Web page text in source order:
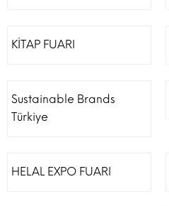
KİTAP FUARI
Sustainable Brands
Türkiye
HELAL EXPO FUARI